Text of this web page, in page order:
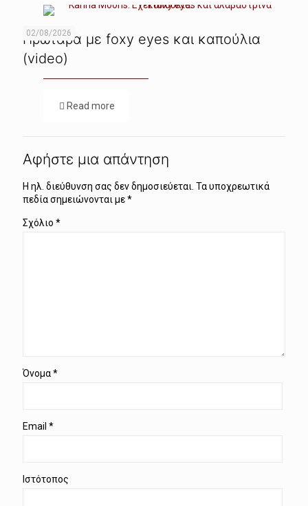
02/08/2026
Πρωτάρα με foxy eyes και καπούλια
(video)
Read more
Αφήστε μια απάντηση
Η ηλ. διεύθυνση σας δεν δημοσιεύεται. Τα υποχρεωτικά
πεδία σημειώνονται με*
Σχόλιο *
Όνομα*
Email *
Ιστότοπος